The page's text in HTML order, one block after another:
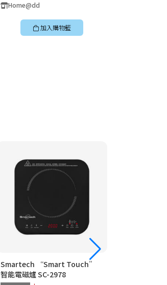
Home@dd
加入購物籃
Smartech “Smart Touch”
智能電磁爐 SC-2978